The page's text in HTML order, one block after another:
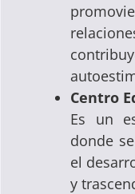
Centro
Es un
donde
el
y